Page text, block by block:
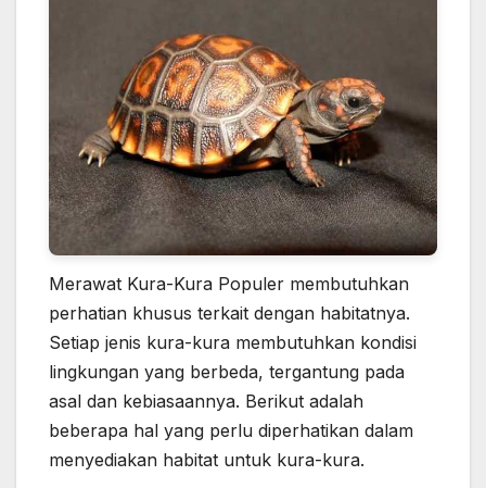
Merawat Kura-Kura Populer membutuhkan
perhatian khusus terkait dengan habitatnya.
Setiap jenis kura-kura membutuhkan kondisi
lingkungan yang berbeda, tergantung pada
asal dan kebiasaannya. Berikut adalah
beberapa hal yang perlu diperhatikan dalam
menyediakan habitat untuk kura-kura.